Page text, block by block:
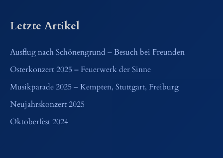
Letzte Artikel
Ausflug nach Schönengrund – Besuch bei Freunden
Osterkonzert 2025 – Feuerwerk der Sinne
Musikparade 2025 – Kempten, Stuttgart, Freiburg
Neujahrskonzert 2025
Oktoberfest 2024